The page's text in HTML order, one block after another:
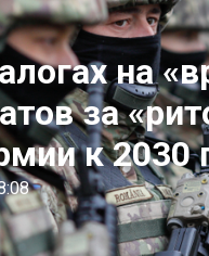
на
за
к 2030